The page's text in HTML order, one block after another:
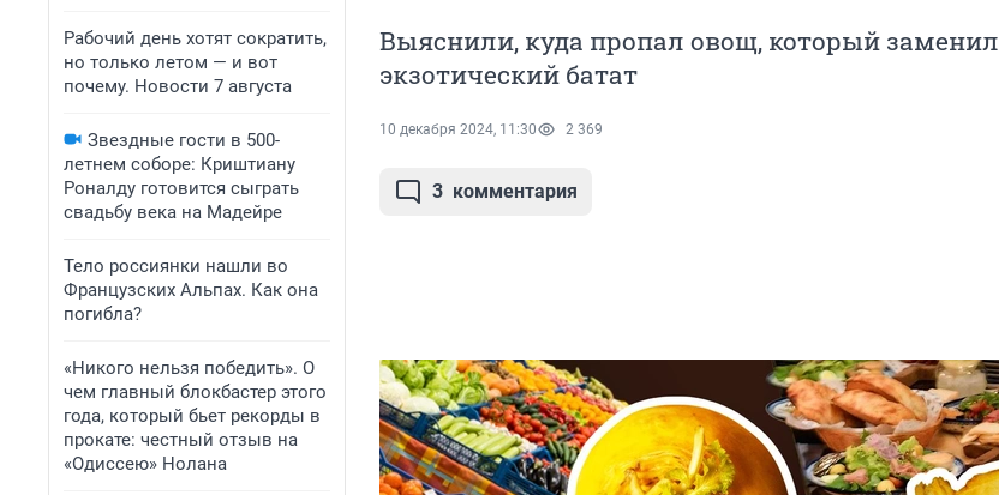
Рабочий день хотят сократить,
но только летом — и вот
почему. Новости 7 августа
Звездные гости в 500-
летнем соборе: Криштиану
Роналду готовится сыграть
свадьбу века на Мадейре
Тело россиянки нашли во
Французских Альпах. Как она
погибла?
«Никого нельзя победить». О
чем главный блокбастер этого
года, который бьет рекорды в
прокате: честный отзыв на
«Одиссею» Нолана
Выяснили, куда пропал овощ, который заменил
экзотический батат
10 декабря 2024, 11:30 2 369
3 комментария